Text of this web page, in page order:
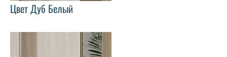
Цвет Дуб Белый